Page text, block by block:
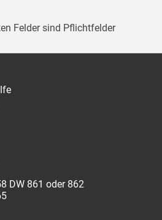
Felder sind Pflichtfelder
DW 861 oder 862